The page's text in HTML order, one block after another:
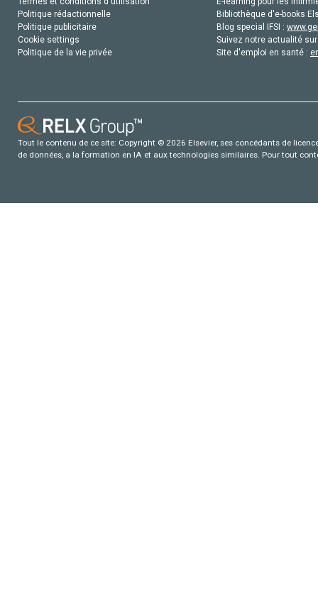
Politique rédactionnelle
Politique publicitaire
Cookie settings
Politique de la vie privée
Bibliothèque d'e-books
Blog special IFSI :
Suivez notre actualité
Site d'emploi en santé :
Tout le contenu de ce site: Copyright © 2026 Elsevier, ses concédants de
de données, a la formation en IA et aux technologies similaires. Pour tout